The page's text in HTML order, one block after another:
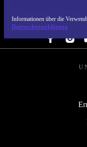
Informationen über die
Datenschutzerklärung